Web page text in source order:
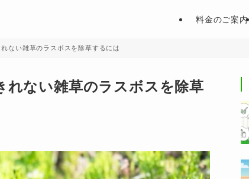
料金のご案内
ない雑草のラスボスを除草するには
れない雑草のラスボスを除草